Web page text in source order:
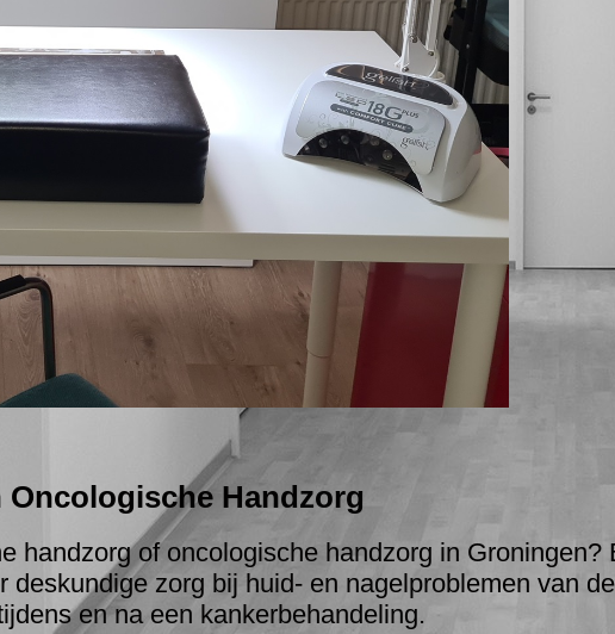
Handzorg
handzorg of oncologische handzorg in Groningen?
deskundige zorg bij huid- en nagelproblemen van
en na een kankerbehandeling.